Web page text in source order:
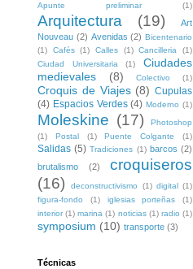
Apunte preliminar (1)
Arquitectura (19)
Art
Nouveau (2) Avenidas (2) Bicentenario
(1)
Cafés (1) Calles (1) Cancilleria
(1)
Ciudad Universitaria
(1)
Ciudades
medievales
(8) Colectivo (1)
Croquis de Viajes (8) Cupulas
(4) Espacios Verdes (4) Moderno (1)
Moleskine (17)
Photoshop
(1)
Postal (1) Puente Colgante (1)
Salidas (5) Tradiciones (1) barcos (2)
brutalismo
(2)
croquiseros
(16)
deconstructivismo (1) digital
(1)
figura-fondo
(1) iglesias porteñas
(1)
interior (1) marina (1) noticias (1) radio (1)
symposium (10) transporte (3)
Técnicas